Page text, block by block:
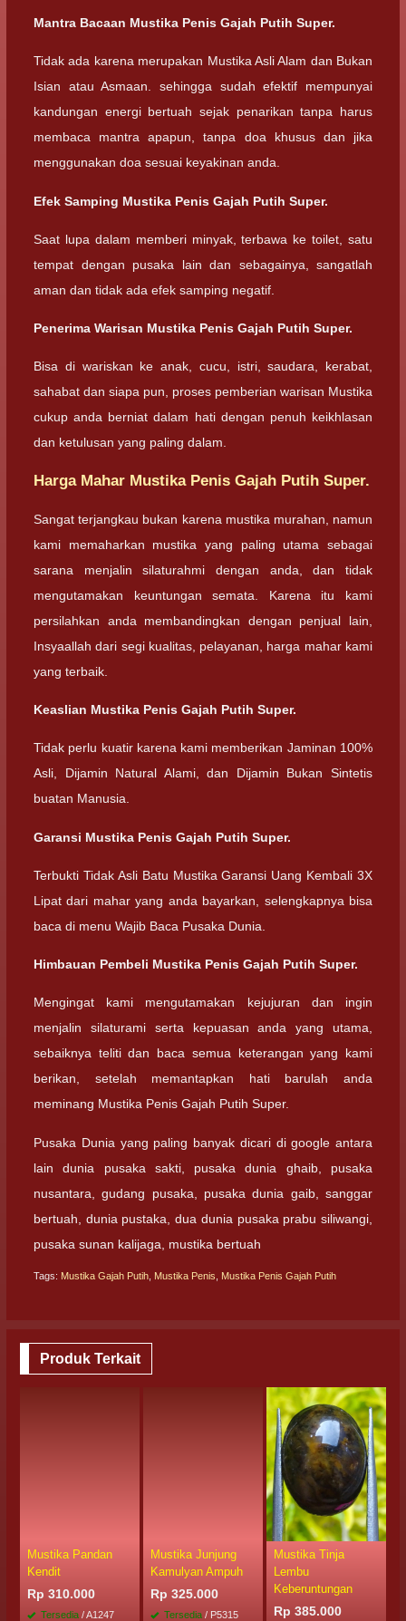
Mantra Bacaan Mustika Penis Gajah Putih Super.
Tidak ada karena merupakan Mustika Asli Alam dan Bukan
Isian atau Asmaan. sehingga sudah efektif mempunyai
kandungan energi bertuah sejak penarikan tanpa harus
membaca mantra apapun, tanpa doa khusus dan jika
menggunakan doa sesuai keyakinan anda.
Efek Samping Mustika Penis Gajah Putih Super.
Saat lupa dalam memberi minyak, terbawa ke toilet, satu
tempat dengan pusaka lain dan sebagainya, sangatlah
aman dan tidak ada efek samping negatif.
Penerima Warisan Mustika Penis Gajah Putih Super.
Bisa di wariskan ke anak, cucu, istri, saudara, kerabat,
sahabat dan siapa pun, proses pemberian warisan Mustika
cukup anda berniat dalam hati dengan penuh keikhlasan
dan ketulusan yang paling dalam.
Harga Mahar Mustika Penis Gajah Putih Super.
Sangat terjangkau bukan karena mustika murahan, namun
kami memaharkan mustika yang paling utama sebagai
sarana menjalin silaturahmi dengan anda, dan tidak
mengutamakan keuntungan semata. Karena itu kami
persilahkan anda membandingkan dengan penjual lain,
Insyaallah dari segi kualitas, pelayanan, harga mahar kami
yang terbaik.
Keaslian Mustika Penis Gajah Putih Super.
Tidak perlu kuatir karena kami memberikan Jaminan 100%
Asli, Dijamin Natural Alami, dan Dijamin Bukan Sintetis
buatan Manusia.
Garansi Mustika Penis Gajah Putih Super.
Terbukti Tidak Asli Batu Mustika Garansi Uang Kembali 3X
Lipat dari mahar yang anda bayarkan, selengkapnya bisa
baca di menu Wajib Baca Pusaka Dunia.
Himbauan Pembeli Mustika Penis Gajah Putih Super.
Mengingat kami mengutamakan kejujuran dan ingin
menjalin silaturami serta kepuasan anda yang utama,
sebaiknya teliti dan baca semua keterangan yang kami
berikan, setelah memantapkan hati barulah anda
meminang Mustika Penis Gajah Putih Super.
Pusaka Dunia yang paling banyak dicari di google antara
lain dunia pusaka sakti, pusaka dunia ghaib, pusaka
nusantara, gudang pusaka, pusaka dunia gaib, sanggar
bertuah, dunia pustaka, dua dunia pusaka prabu siliwangi,
pusaka sunan kalijaga, mustika bertuah
Tags: Mustika Gajah Putih Mustika Penis Mustika Penis Gajah Putih
Produk Terkait
Mustika Pandan
Kendit
Rp 310.000
Tersedia / A1247
Mustika Junjung
Kamulyan Ampuh
Rp 325.000
Tersedia / P5315
Mustika Tinja
Lembu
Keberuntungan
Rp 385.000